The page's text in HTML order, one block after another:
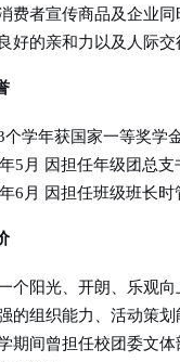
费者宣传商品及企业
好的亲和力以及人际交
个学年获国家一等奖学
5月 因担任年级团总
6月 因担任班级班长
个阳光、开朗、乐观
的组织能力、活动策划
期间曾担任校团委文